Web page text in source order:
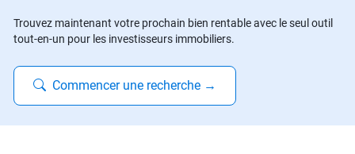
Trouvez maintenant votre prochain bien rentable avec le seul outil
tout-en-un pour les investisseurs immobiliers.
Commencer une recherche →